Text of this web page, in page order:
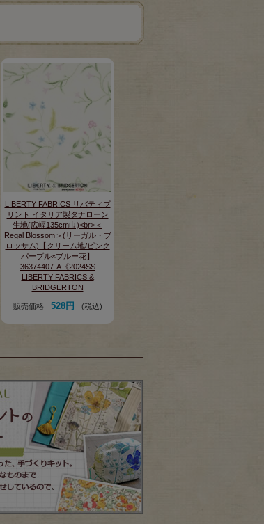
LIBERTY FABRICS リバティプ
リント イタリア製タナローン
生地(広幅135cm巾)<br>＜
Regal Blossom＞(リーガル・ブ
ロッサム)【クリーム地/ピンク
パープル×ブルー花】
36374407-A《2024SS
LIBERTY FABRICS &
BRIDGERTON
販売価格 528円 (税込)